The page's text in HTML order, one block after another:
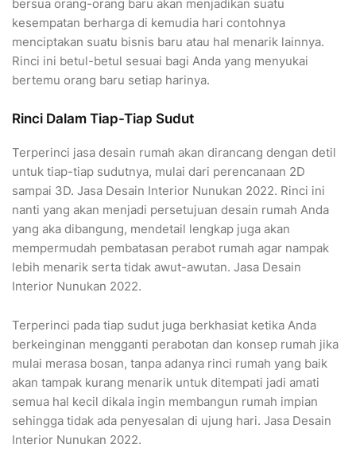
bersua orang-orang baru akan menjadikan suatu
kesempatan berharga di kemudia hari contohnya
menciptakan suatu bisnis baru atau hal menarik lainnya.
Rinci ini betul-betul sesuai bagi Anda yang menyukai
bertemu orang baru setiap harinya.
Rinci Dalam Tiap-Tiap Sudut
Terperinci jasa desain rumah akan dirancang dengan detil
untuk tiap-tiap sudutnya, mulai dari perencanaan 2D
sampai 3D. Jasa Desain Interior Nunukan 2022. Rinci ini
nanti yang akan menjadi persetujuan desain rumah Anda
yang aka dibangung, mendetail lengkap juga akan
mempermudah pembatasan perabot rumah agar nampak
lebih menarik serta tidak awut-awutan. Jasa Desain
Interior Nunukan 2022.
Terperinci pada tiap sudut juga berkhasiat ketika Anda
berkeinginan mengganti perabotan dan konsep rumah jika
mulai merasa bosan, tanpa adanya rinci rumah yang baik
akan tampak kurang menarik untuk ditempati jadi amati
semua hal kecil dikala ingin membangun rumah impian
sehingga tidak ada penyesalan di ujung hari. Jasa Desain
Interior Nunukan 2022.